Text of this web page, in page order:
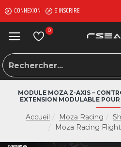
CONNEXION S'INSCRIRE
0
Accueil Moza Racing
Moza Racing
MODULE MOZA Z-AXIS –
EXTENSION MODULABLE